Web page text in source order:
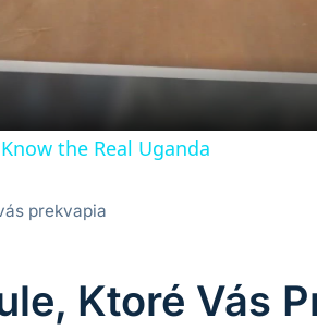
the Real Uganda
prekvapia
Ktoré Vás